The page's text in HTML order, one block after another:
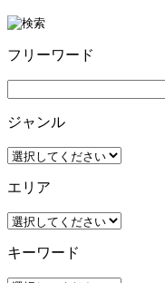
フリーワード
ジャンル
エリア
キーワード